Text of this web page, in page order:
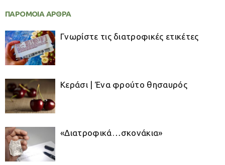
ΠΑΡΟΜΟΙΑ ΑΡΘΡΑ
Γνωρίστε τις διατροφικές ετικέτες
Κεράσι | Ένα φρούτο θησαυρός
«Διατροφικά…σκονάκια»